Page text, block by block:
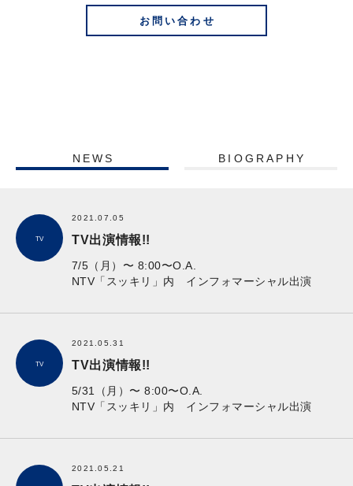
お問い合わせ
NEWS BIOGRAPHY
TV
2021.07.05
TV出演情報!!
7/5（月）〜 8:00〜O.A.
NTV「スッキリ」内 インフォマーシャル出演
TV
2021.05.31
TV出演情報!!
5/31（月）〜 8:00〜O.A.
NTV「スッキリ」内 インフォマーシャル出演
2021.05.21